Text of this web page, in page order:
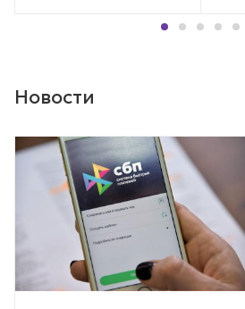
Новости